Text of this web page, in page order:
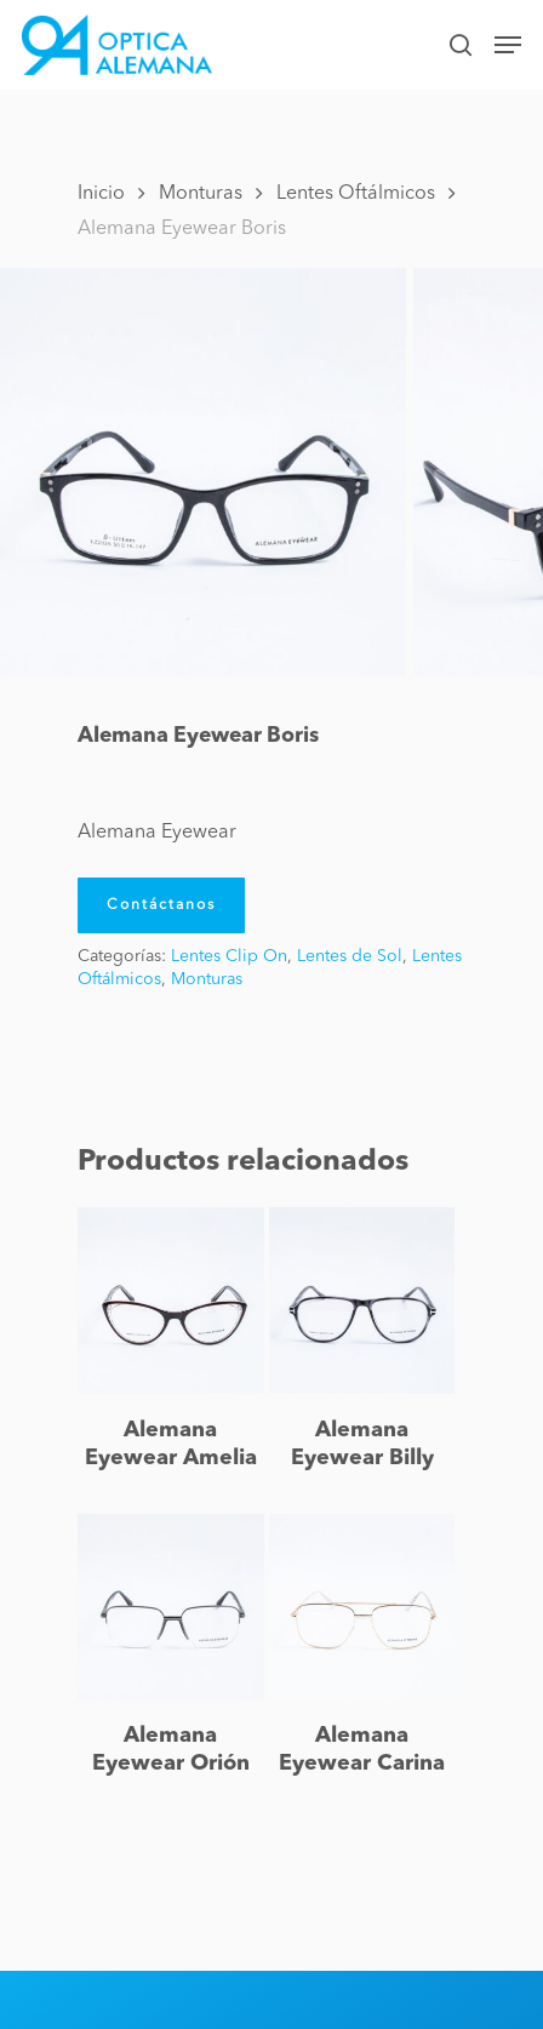
Skip
main
search
Inicio Monturas
Lentes Oftálmicos
Alemana Eyewear Boris
Alemana Eyewear Boris
Alemana Eyewear
Contáctanos
Categorías: Lentes Clip On, Lentes de Sol , Lentes
Oftálmicos, Monturas
Productos relacionados
Leer más
Alemana
Eyewear Amelia
Leer más
Alemana
Eyewear Billy
Leer más
Alemana
Eyewear Orión
Leer más
Alemana
Eyewear Carina